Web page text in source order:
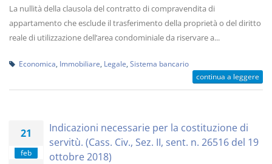
La nullità della clausola del contratto di compravendita di
appartamento che esclude il trasferimento della proprietà o del diritto
reale di utilizzazione dell’area condominiale da riservare a...
Economica Immobiliare Legale Sistema bancario
continua a leggere
21
feb
Indicazioni necessarie per la costituzione di
servitù. (Cass. Civ., Sez. II, sent. n. 26516 del 19
ottobre 2018)